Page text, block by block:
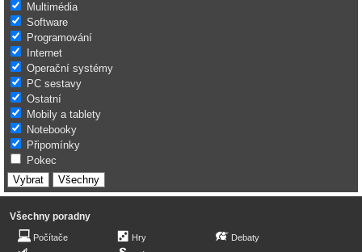
Multimédia
Software
Programování
Internet
Operační systémy
PC sestavy
Ostatní
Mobily a tablety
Notebooky
Připomínky
Pokec
Všechny poradny
Počítače
Hry
Debaty